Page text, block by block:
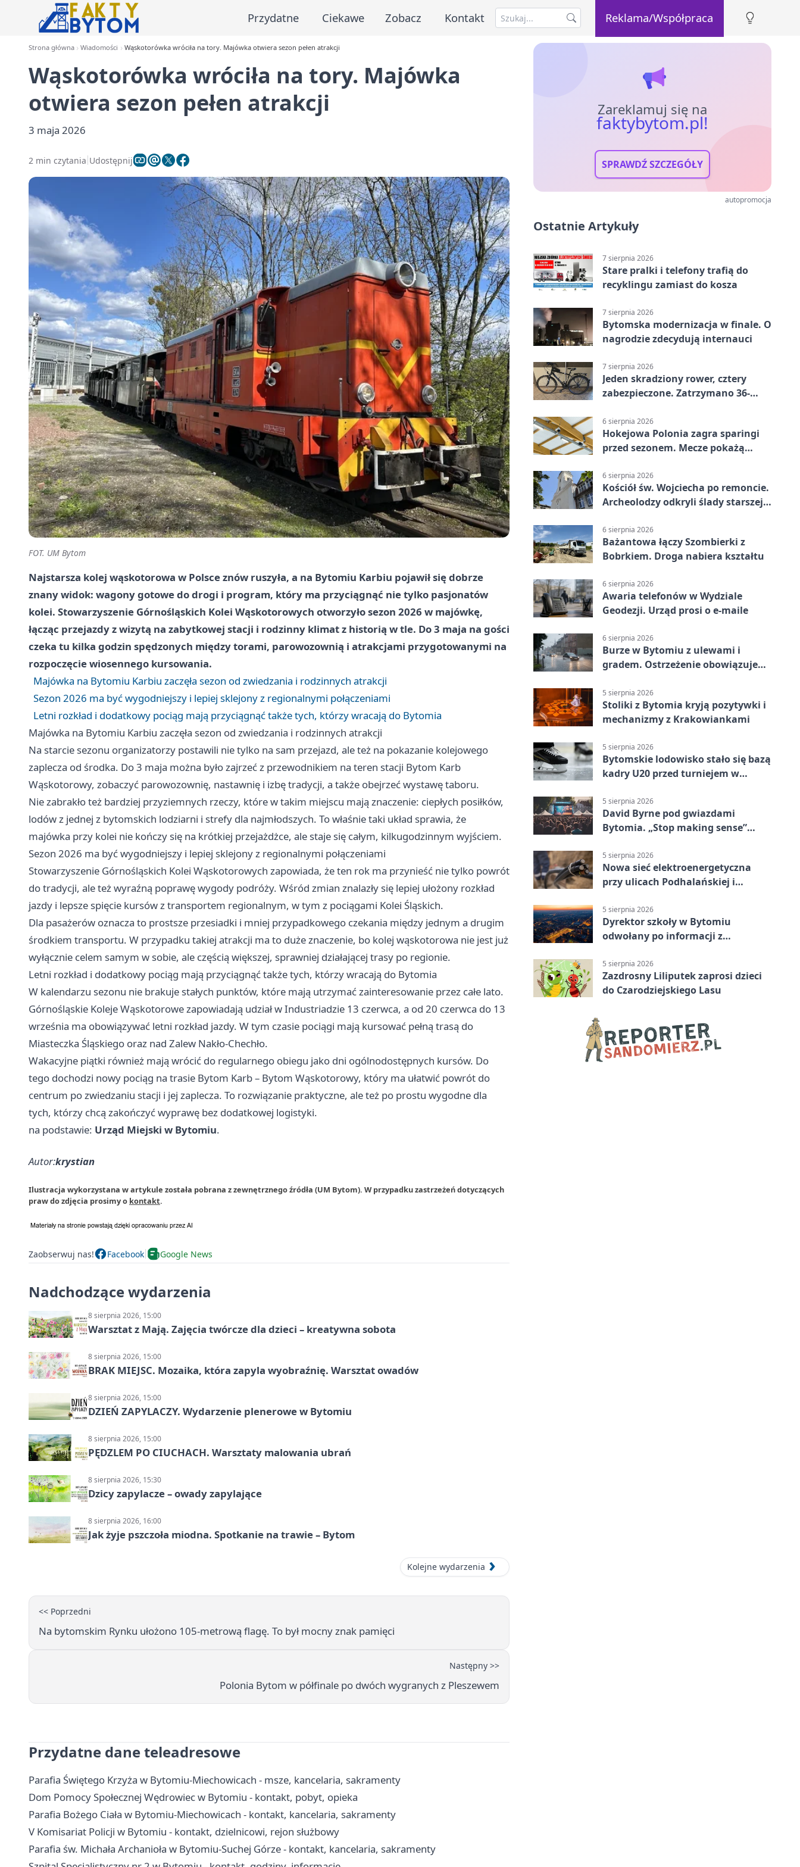
Przydatne Ciekawe Zobacz Kontakt Reklama/Współpraca
Strona główna Wiadomości Wąskotorówka wróciła na tory. Majówka otwiera sezon pełen atrakcji
Wąskotorówka wróciła na tory. Majówka
otwiera sezon pełen atrakcji
3 maja 2026
2 min czytania Udostępnij
FOT. UM Bytom
Najstarsza kolej wąskotorowa w Polsce znów ruszyła, a na Bytomiu Karbiu pojawił się dobrze
znany widok: wagony gotowe do drogi i program, który ma przyciągnąć nie tylko pasjonatów
kolei. Stowarzyszenie Górnośląskich Kolei Wąskotorowych otworzyło sezon 2026 w majówkę,
łącząc przejazdy z wizytą na zabytkowej stacji i rodzinny klimat z historią w tle. Do 3 maja na gości
czeka tu kilka godzin spędzonych między torami, parowozownią i atrakcjami przygotowanymi na
rozpoczęcie wiosennego kursowania.
Majówka na Bytomiu Karbiu zaczęła sezon od zwiedzania i rodzinnych atrakcji
Sezon 2026 ma być wygodniejszy i lepiej sklejony z regionalnymi połączeniami
Letni rozkład i dodatkowy pociąg mają przyciągnąć także tych, którzy wracają do Bytomia
Majówka na Bytomiu Karbiu zaczęła sezon od zwiedzania i rodzinnych atrakcji
Na starcie sezonu organizatorzy postawili nie tylko na sam przejazd, ale też na pokazanie kolejowego
zaplecza od środka. Do 3 maja można było zajrzeć z przewodnikiem na teren stacji Bytom Karb
Wąskotorowy, zobaczyć parowozownię, nastawnię i izbę tradycji, a także obejrzeć wystawę taboru.
Nie zabrakło też bardziej przyziemnych rzeczy, które w takim miejscu mają znaczenie: ciepłych posiłków,
lodów z jednej z bytomskich lodziarni i strefy dla najmłodszych. To właśnie taki układ sprawia, że
majówka przy kolei nie kończy się na krótkiej przejażdżce, ale staje się całym, kilkugodzinnym wyjściem.
Sezon 2026 ma być wygodniejszy i lepiej sklejony z regionalnymi połączeniami
Stowarzyszenie Górnośląskich Kolei Wąskotorowych zapowiada, że ten rok ma przynieść nie tylko powrót
do tradycji, ale też wyraźną poprawę wygody podróży. Wśród zmian znalazły się lepiej ułożony rozkład
jazdy i lepsze spięcie kursów z transportem regionalnym, w tym z pociągami Kolei Śląskich.
Dla pasażerów oznacza to prostsze przesiadki i mniej przypadkowego czekania między jednym a drugim
środkiem transportu. W przypadku takiej atrakcji ma to duże znaczenie, bo kolej wąskotorowa nie jest już
wyłącznie celem samym w sobie, ale częścią większej, sprawniej działającej trasy po regionie.
Letni rozkład i dodatkowy pociąg mają przyciągnąć także tych, którzy wracają do Bytomia
W kalendarzu sezonu nie brakuje stałych punktów, które mają utrzymać zainteresowanie przez całe lato.
Górnośląskie Koleje Wąskotorowe zapowiadają udział w Industriadzie 13 czerwca, a od 20 czerwca do 13
września ma obowiązywać letni rozkład jazdy. W tym czasie pociągi mają kursować pełną trasą do
Miasteczka Śląskiego oraz nad Zalew Nakło-Chechło.
Wakacyjne piątki również mają wrócić do regularnego obiegu jako dni ogólnodostępnych kursów. Do
tego dochodzi nowy pociąg na trasie Bytom Karb – Bytom Wąskotorowy, który ma ułatwić powrót do
centrum po zwiedzaniu stacji i jej zaplecza. To rozwiązanie praktyczne, ale też po prostu wygodne dla
tych, którzy chcą zakończyć wyprawę bez dodatkowej logistyki.
na podstawie: Urząd Miejski w Bytomiu.
Autor:krystian
Ilustracja wykorzystana w artykule została pobrana z zewnętrznego źródła (UM Bytom). W przypadku zastrzeżeń dotyczących
praw do zdjęcia prosimy o kontakt.
Zaobserwuj nas! Facebook Google News
Nadchodzące wydarzenia
8 sierpnia 2026, 15:00
Warsztat z Mają. Zajęcia twórcze dla dzieci – kreatywna sobota
8 sierpnia 2026, 15:00
BRAK MIEJSC. Mozaika, która zapyla wyobraźnię. Warsztat owadów
8 sierpnia 2026, 15:00
DZIEŃ ZAPYLACZY. Wydarzenie plenerowe w Bytomiu
8 sierpnia 2026, 15:00
PĘDZLEM PO CIUCHACH. Warsztaty malowania ubrań
8 sierpnia 2026, 15:30
Dzicy zapylacze – owady zapylające
8 sierpnia 2026, 16:00
Jak żyje pszczoła miodna. Spotkanie na trawie – Bytom
Kolejne wydarzenia
<< Poprzedni
Na bytomskim Rynku ułożono 105-metrową flagę. To był mocny znak pamięci
Następny >>
Polonia Bytom w półfinale po dwóch wygranych z Pleszewem
Przydatne dane teleadresowe
Parafia Świętego Krzyża w Bytomiu-Miechowicach - msze, kancelaria, sakramenty
Dom Pomocy Społecznej Wędrowiec w Bytomiu - kontakt, pobyt, opieka
Parafia Bożego Ciała w Bytomiu-Miechowicach - kontakt, kancelaria, sakramenty
V Komisariat Policji w Bytomiu - kontakt, dzielnicowi, rejon służbowy
Parafia św. Michała Archanioła w Bytomiu-Suchej Górze - kontakt, kancelaria, sakramenty
Zareklamuj się na
faktybytom.pl!
SPRAWDŹ SZCZEGÓŁY
autopromocja
Ostatnie Artykuły
7 sierpnia 2026
Stare pralki i telefony trafią do
recyklingu zamiast do kosza
7 sierpnia 2026
Bytomska modernizacja w finale. O
nagrodzie zdecydują internauci
7 sierpnia 2026
Jeden skradziony rower, cztery
zabezpieczone. Zatrzymano 36-
6 sierpnia 2026
Hokejowa Polonia zagra sparingi
przed sezonem. Mecze pokażą
6 sierpnia 2026
Kościół św. Wojciecha po remoncie.
Archeolodzy odkryli ślady starszej
6 sierpnia 2026
Bażantowa łączy Szombierki z
Bobrkiem. Droga nabiera kształtu
6 sierpnia 2026
Awaria telefonów w Wydziale
Geodezji. Urząd prosi o e-maile
6 sierpnia 2026
Burze w Bytomiu z ulewami i
gradem. Ostrzeżenie obowiązuje
5 sierpnia 2026
Stoliki z Bytomia kryją pozytywki i
mechanizmy z Krakowiankami
5 sierpnia 2026
Bytomskie lodowisko stało się bazą
kadry U20 przed turniejem w
5 sierpnia 2026
David Byrne pod gwiazdami
Bytomia. „Stop making sense”
5 sierpnia 2026
Nowa sieć elektroenergetyczna
przy ulicach Podhalańskiej i
5 sierpnia 2026
Dyrektor szkoły w Bytomiu
odwołany po informacji z
5 sierpnia 2026
Zazdrosny Liliputek zaprosi dzieci
do Czarodziejskiego Lasu